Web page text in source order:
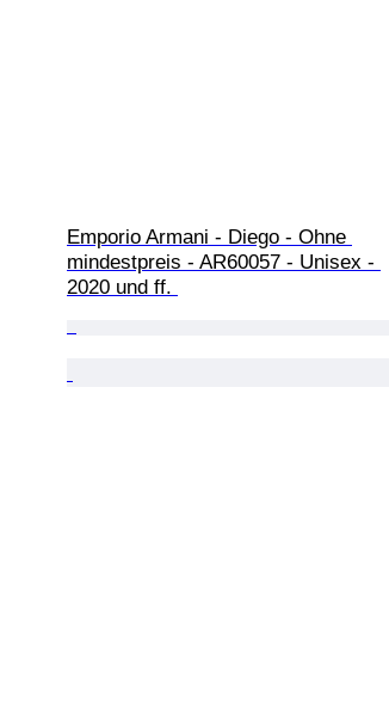
Emporio Armani - Diego - Ohne
mindestpreis - AR60057 - Unisex -
2020 und ff.